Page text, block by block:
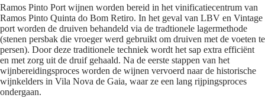
Ramos Pinto Port wijnen worden bereid in het vinificatiecentrum van
Ramos Pinto Quinta do Bom Retiro. In het geval van LBV en Vintage
port worden de druiven behandeld via de tradtionele lagermethode
(stenen persbak die vroeger werd gebruikt om druiven met de voeten te
persen). Door deze traditionele techniek wordt het sap extra efficiënt
en met zorg uit de druif gehaald. Na de eerste stappen van het
wijnbereidingsproces worden de wijnen vervoerd naar de historische
wijnkelders in Vila Nova de Gaia, waar ze een lang rijpingsproces
ondergaan.